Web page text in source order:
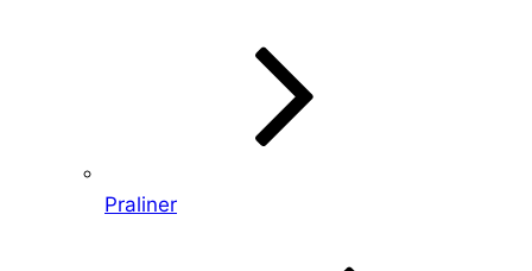
Praliner